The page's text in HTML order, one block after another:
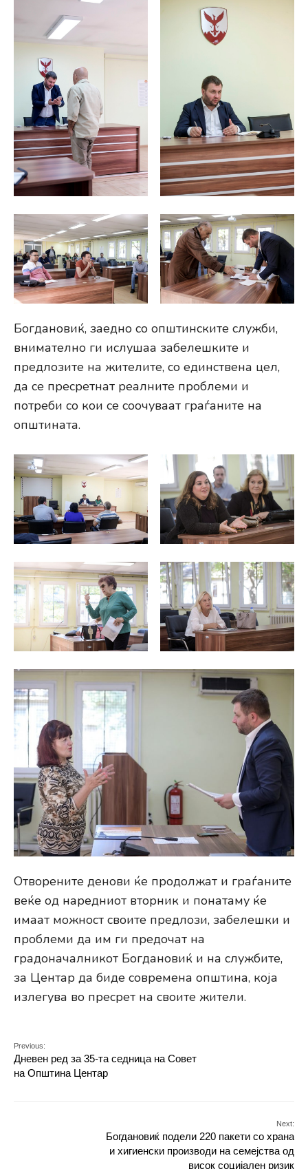
Богдановиќ, заедно со општинските служби,
внимателно ги ислушаа забелешките и
предлозите на жителите, со единствена цел,
да се пресретнат реалните проблеми и
потреби со кои се соочуваат граѓаните на
општината.
Отворените денови ќе продолжат и граѓаните
веќе од наредниот вторник и понатаму ќе
имаат можност своите предлози, забелешки и
проблеми да им ги предочат на
градоначалникот Богдановиќ и на службите,
за Центар да биде современа општина, која
излегува во пресрет на своите жители.
Previous:
Дневен ред за 35-та седница на Совет
на Општина Центар
Next:
Богдановиќ подели 220 пакети со храна
и хигиенски производи на семејства од
висок социјален ризик